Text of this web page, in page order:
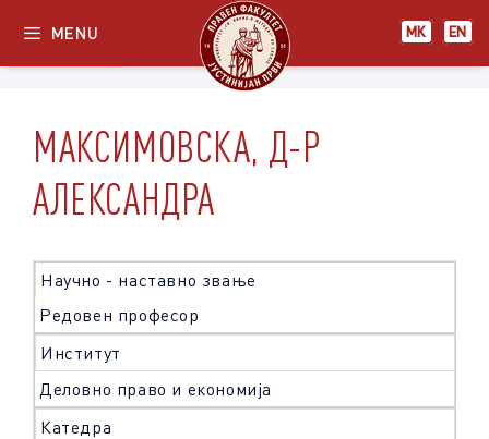
content
МК EN
MENU
МАКСИМОВСКА, Д-Р
АЛЕКСАНДРА
Научно - наставно звање
Редовен професор
Институт
Деловно право и економија
Катедра